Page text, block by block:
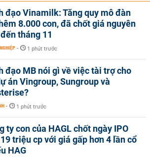
đạo Vinamilk: Tăng quy mô đàn
8.000 con, đã chốt giá nguyên
tháng 11
- 1 phút trước
đạo MB nói gì về việc tài trợ cho
án Vingroup, Sungroup và
- 1 phút trước
ty con của HAGL chốt ngày IPO
triệu cp với giá gấp hơn 4 lần cổ
HAG